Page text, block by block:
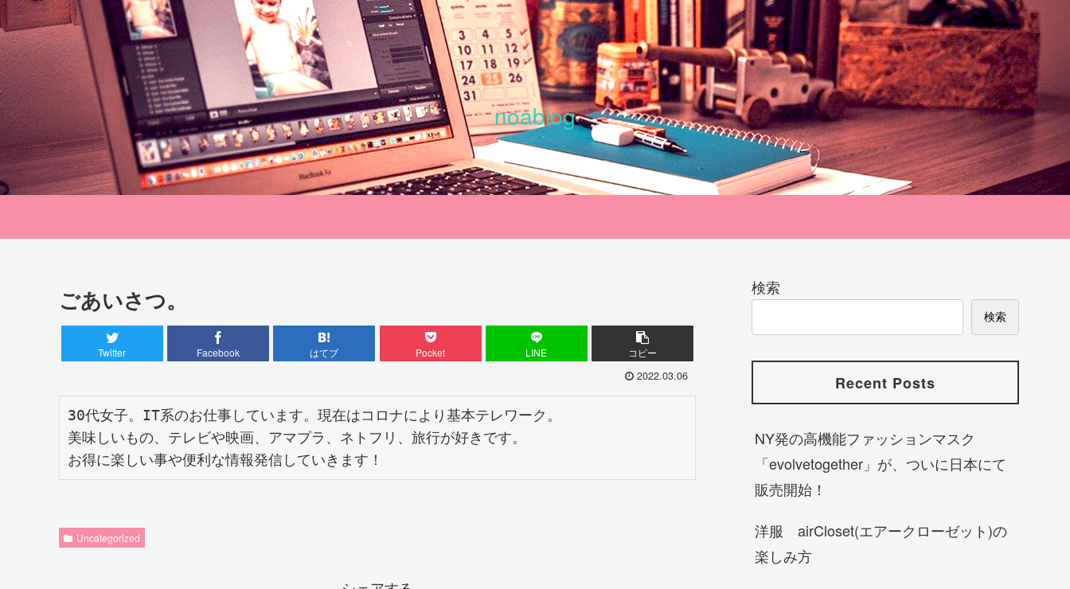
noablog
ごあいさつ。
Twitter Facebook はてブ Pocket LINE コピー
2022.03.06
30代女子。IT系のお仕事しています。現在はコロナにより基本テレワーク。
美味しいもの、テレビや映画、アマプラ、ネトフリ、旅行が好きです。
お得に楽しい事や便利な情報発信していきます！
Uncategorized
検索
検索
Recent Posts
NY発の高機能ファッションマスク
「evolvetogether」が、ついに日本にて
販売開始！
洋服 airCloset(エアークローゼット)の
楽しみ方